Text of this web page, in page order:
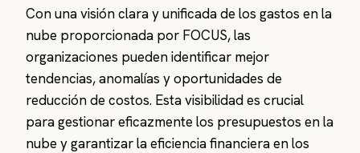
Con una visión clara y unificada de los gastos en la
nube proporcionada por FOCUS, las
organizaciones pueden identificar mejor
tendencias, anomalías y oportunidades de
reducción de costos. Esta visibilidad es crucial
para gestionar eficazmente los presupuestos en la
nube y garantizar la eficiencia financiera en los